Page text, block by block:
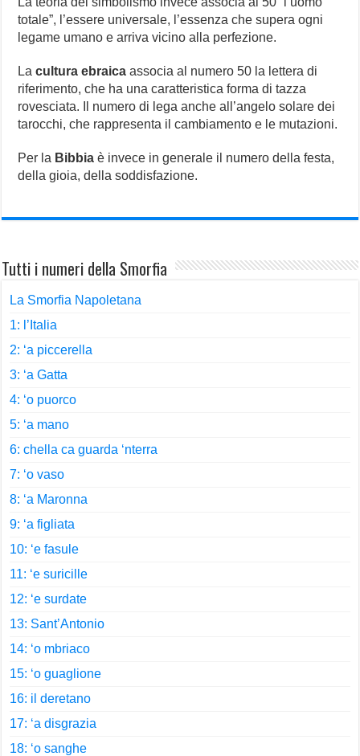
totale”, l’essere universale, l’essenza che supera ogni
legame umano e arriva vicino alla perfezione.
Lacultura ebraica associa al numero 50 la lettera di
riferimento, che ha una caratteristica forma di tazza
rovesciata. Il numero di lega anche all’angelo solare dei
tarocchi, che rappresenta il cambiamento e le mutazioni.
Per la Bibbia è invece in generale il numero della festa,
della gioia, della soddisfazione.
Tutti i numeri della Smorfia
La Smorfia Napoletana
1: l’Italia
2: ‘a piccerella
3: ‘a Gatta
4: ‘o puorco
5: ‘a mano
6: chella ca guarda ‘nterra
7: ‘o vaso
8: ‘a Maronna
9: ‘a figliata
10: ‘e fasule
11: ‘e suricille
12: ‘e surdate
13: Sant’Antonio
14: ‘o mbriaco
15: ‘o guaglione
16: il deretano
17: ‘a disgrazia
18: ‘o sanghe